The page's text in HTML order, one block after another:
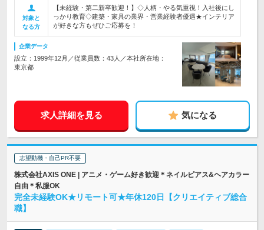
対象と
なる方
【未経験・第二新卒歓迎！】◇人柄・やる気重視！入社後にし
っかり教育◇建築・家具の業界・営業経験者優遇★インテリア
が好きな方もぜひご応募を！
企業データ
設立：1999年12月／従業員数：43人／本社所在地：
東京都
求人詳細を見る 気になる
志望動機・自己PR不要
株式会社AXIS ONE | アニメ・ゲーム好き歓迎＊ネイルピアス&ヘアカラー
自由＊私服OK
完全未経験OK★リモート可★年休120日【クリエイティブ総合
職】